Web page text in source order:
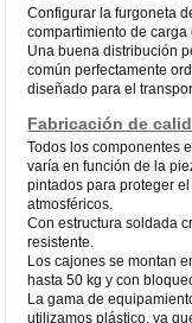
Configurar la furgoneta
compartimiento de carga
Una buena distribución
común perfectamente
diseñado para el
Fabricación de
Todos los componentes
varía en función de la
pintados para proteger
atmosféricos.
Con estructura soldada
resistente.
Los cajones se montan
hasta 50 kg y con
La gama de
utilizamos plástico, ya